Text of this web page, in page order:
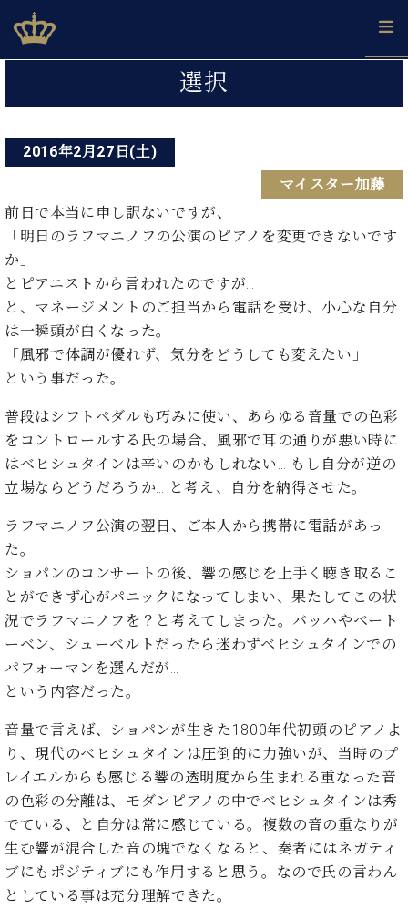
to
content
ベヒシュタインジャパン公式サイト
BECHSTEIN JAPAN Official Site
ベ
ヒ
ュ
タ
イ
コ
ン
サ
ト /
C.
ヒ
シ
ュ
タ
ン
ン
ス
C.
ヒ
シ
ュ
タ
イ
コ
ン
サ
示
ピ
ア
ノ
技
術
ベ
シ
ュ
イ
ン
グ
ラ
ン
ド
ピ
ア
を
る
こ
と
色
と
タ
ッ
チ
ベ
シ
ュ
イ
ン・
ジ
ャ
パ
ン
ヒ
シ
ュ
タ
ン
の
ド
ツ
の
器
ベ
シ
ュ
タ
イ
ン
ラ
ン
ド
ヒ
ト
ー
音
楽
家
達
の
ベ
ヒ
シ
ュ
イ
ン
の
ニ
ュ
ス・
イ
ン
ト
メ
マ
ガ
員
登
ご
案
内
各
店
か
ら
の
お
ら
(入
荷
情
報
等)
プ
ス
リ
ー
ス
(お
知
ら
せ・
正
デ
ィ
ベ
シ
ュ
イ
ン
で、
演
奏
し
た
い！
び
た
い！
録
音
し
い！
と
い
う
は、
お
近
く
直
営
ま
で
オンライン試弾
メルマガ登録
企
情
報
採
用
情
報
ベ
ヒ
ュ
タ
イ
ン・
サ
ロ
会
員
ベ
ヒ
タ
イ
ジ
ャ
パ
ン
ブ
グ
選択
2016年2月27日(土)
マイスター加藤
前日で本当に申し訳ないですが、
「明日のラフマニノフの公演のピアノを変更できないです
か」
とピアニストから言われたのですが…
と、マネージメントのご担当から電話を受け、小心な自分
は一瞬頭が白くなった。
「風邪で体調が優れず、気分をどうしても変えたい」
という事だった。
普段はシフトペダルも巧みに使い、あらゆる音量での色彩
をコントロールする氏の場合、風邪で耳の通りが悪い時に
はベヒシュタインは辛いのかもしれない… もし自分が逆の
立場ならどうだろうか… と考え、自分を納得させた。
ラフマニノフ公演の翌日、ご本人から携帯に電話があっ
た。
ショパンのコンサートの後、響の感じを上手く聴き取るこ
とができず心がパニックになってしまい、果たしてこの状
況でラフマニノフを？と考えてしまった。バッハやベート
ーベン、シューベルトだったら迷わずベヒシュタインでの
パフォーマンを選んだが…
という内容だった。
音量で言えば、ショパンが生きた1800年代初頭のピアノよ
り、現代のベヒシュタインは圧倒的に力強いが、当時のプ
レイエルからも感じる響の透明度から生まれる重なった音
の色彩の分離は、モダンピアノの中でベヒシュタインは秀
でている、と自分は常に感じている。複数の音の重なりが
生む響が混合した音の塊でなくなると、奏者にはネガティ
ブにもポジティブにも作用すると思う。なので氏の言わん
としている事は充分理解できた。
稿
ナ
ビ
ー
シ
ョ
ン